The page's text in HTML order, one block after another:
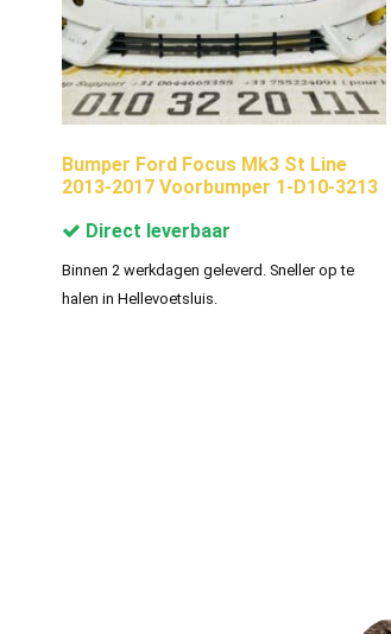
Bumper Ford Focus Mk3 St Line
2013-2017 Voorbumper 1-D10-3213
Direct leverbaar
Binnen 2 werkdagen geleverd. Sneller op te
halen in Hellevoetsluis.